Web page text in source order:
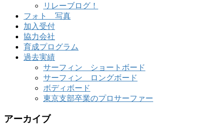
リレーブログ！
フォト 写真
加入受付
協力会社
育成プログラム
過去実績
サーフィン ショートボード
サーフィン ロングボード
ボディボード
東京支部卒業のプロサーファー
アーカイブ